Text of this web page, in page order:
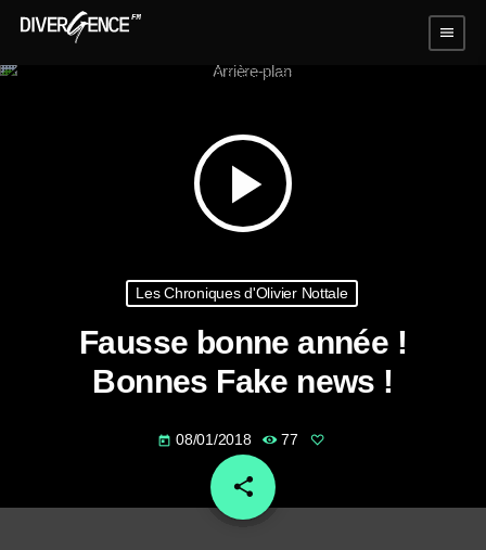
menu
play_arrow
Les Chroniques d'Olivier Nottale
Fausse bonne année !
Bonnes Fake news !
today 08/01/2018 77
share
email